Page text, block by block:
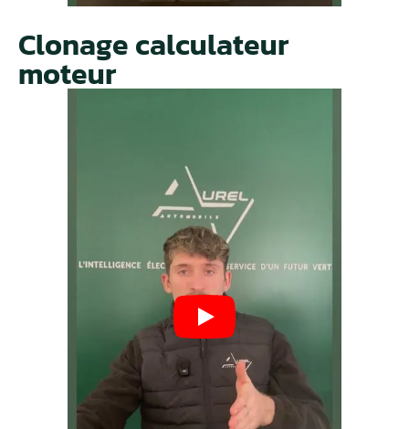
Clonage calculateur
moteur